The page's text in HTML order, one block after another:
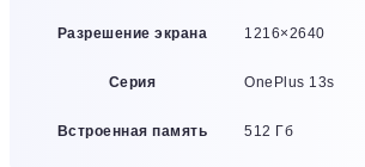
Разрешение экрана 1216×2640
Серия OnePlus 13s
Встроенная память 512 Гб